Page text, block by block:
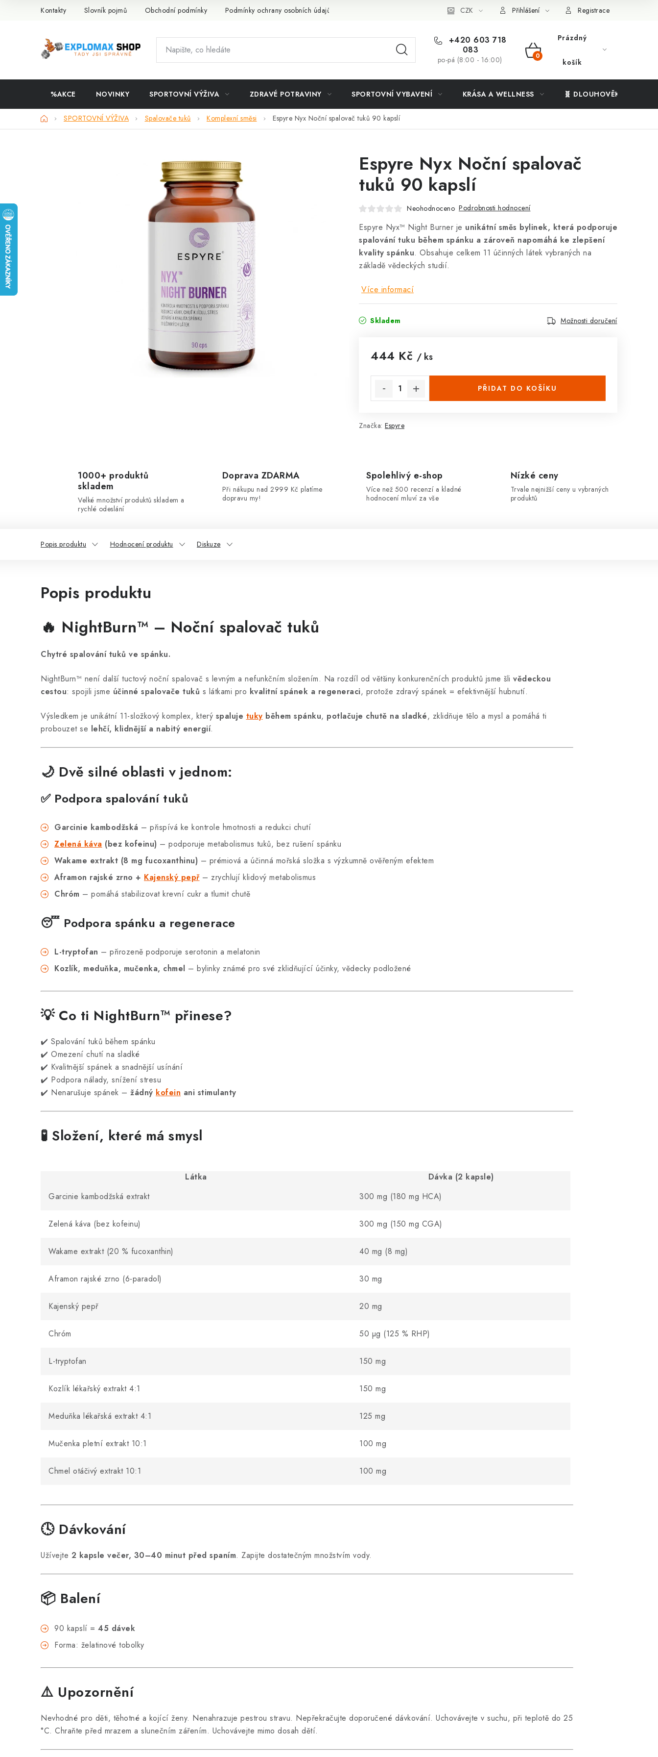
Kontakty Slovník pojmů Obchodní podmínky Podmínky ochrany osobních údajů Slevový systém Vše o nákupu
CZK Přihlášení Registrace
+420 603 718
083
po-pá (8:00 - 16:00)
NÁKUPNÍ
Prázdný
košík
%AKCE NOVINKY SPORTOVNÍ VÝŽIVA ZDRAVÉ POTRAVINY SPORTOVNÍ VYBAVENÍ KRÁSA A WELLNESS 🧬 DLOUHOVĚKOST
DomůSPORTOVNÍ VÝŽIVA Spalovače tuků Komplexní směsi Espyre Nyx Noční spalovač tuků 90 kapslí
Espyre Nyx Noční spalovač
tuků 90 kapslí
Neohodnoceno Podrobnosti hodnocení
Espyre Nyx™ Night Burner je unikátní směs bylinek, která podporuje
spalování tuku během spánku a zároveň napomáhá ke zlepšení
kvality spánku. Obsahuje celkem 11 účinných látek vybraných na
základě vědeckých studií.
Více informací
Skladem Možnosti doručení
444 Kč / ks
PŘIDAT DO KOŠÍKU
Značka: Espyre
1000+ produktů
skladem
Velké množství produktů skladem a
rychlé odeslání
Doprava ZDARMA
Při nákupu nad 2999 Kč platíme
dopravu my!
Spolehlivý e-shop
Více než 500 recenzí a kladné
hodnocení mluví za vše
Nízké ceny
Trvale nejnižší ceny u vybraných
produktů
Popis produktu Hodnocení produktu Diskuze
Popis produktu
🔥 NightBurn™ – Noční spalovač tuků
Chytré spalování tuků ve spánku.
NightBurn™ není další tuctový noční spalovač s levným a nefunkčním složením. Na rozdíl od většiny konkurenčních produktů jsme šli vědeckou
cestou: spojili jsme účinné spalovače tuků s látkami pro kvalitní spánek a regeneraci, protože zdravý spánek = efektivnější hubnutí.
Výsledkem je unikátní 11-složkový komplex, který spaluje tuky během spánku, potlačuje chutě na sladké, zklidňuje tělo a mysl a pomáhá ti
probouzet se lehčí, klidnější a nabitý energií.
🌙 Dvě silné oblasti v jednom:
✅ Podpora spalování tuků
Garcinie kambodžská – přispívá ke kontrole hmotnosti a redukci chutí
Zelená káva (bez kofeinu) – podporuje metabolismus tuků, bez rušení spánku
Wakame extrakt (8 mg fucoxanthinu) – prémiová a účinná mořská složka s výzkumně ověřeným efektem
Aframon rajské zrno + Kajenský pepř– zrychlují klidový metabolismus
Chróm – pomáhá stabilizovat krevní cukr a tlumit chutě
😴 Podpora spánku a regenerace
L-tryptofan – přirozeně podporuje serotonin a melatonin
Kozlík, meduňka, mučenka, chmel – bylinky známé pro své zklidňující účinky, vědecky podložené
💡 Co ti NightBurn™ přinese?
✔️ Spalování tuků během spánku
✔️ Omezení chutí na sladké
✔️ Kvalitnější spánek a snadnější usínání
✔️ Podpora nálady, snížení stresu
✔️ Nenarušuje spánek – žádný kofein ani stimulanty
🧪 Složení, které má smysl
Látka
Dávka (2 kapsle)
Garcinie kambodžská extrakt
300 mg (180 mg HCA)
Zelená káva (bez kofeinu) 300 mg (150 mg CGA)
Wakame extrakt (20 % fucoxanthin) 40 mg (8 mg)
Aframon rajské zrno (6-paradol) 30 mg
Kajenský pepř 20 mg
Chróm 50 µg (125 % RHP)
L-tryptofan 150 mg
Kozlík lékařský extrakt 4:1 150 mg
Meduňka lékařská extrakt 4:1 125 mg
Mučenka pletní extrakt 10:1 100 mg
Chmel otáčivý extrakt 10:1 100 mg
🕓 Dávkování
Užívejte 2 kapsle večer, 30–40 minut před spaním. Zapijte dostatečným množstvím vody.
📦 Balení
90 kapslí = 45 dávek
Forma: želatinové tobolky
⚠️ Upozornění
Nevhodné pro děti, těhotné a kojící ženy. Nenahrazuje pestrou stravu. Nepřekračujte doporučené dávkování. Uchovávejte v suchu, při teplotě do 25
°C. Chraňte před mrazem a slunečním zářením. Uchovávejte mimo dosah dětí.